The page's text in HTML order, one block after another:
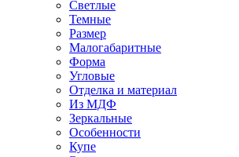
Светлые
Темные
Размер
Малогабаритные
Форма
Угловые
Отделка и материал
Из МДФ
Зеркальные
Особенности
Купе